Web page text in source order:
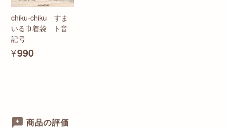
chiku-chiku すま
いる巾着袋 ト音
記号
¥990
商品の評価